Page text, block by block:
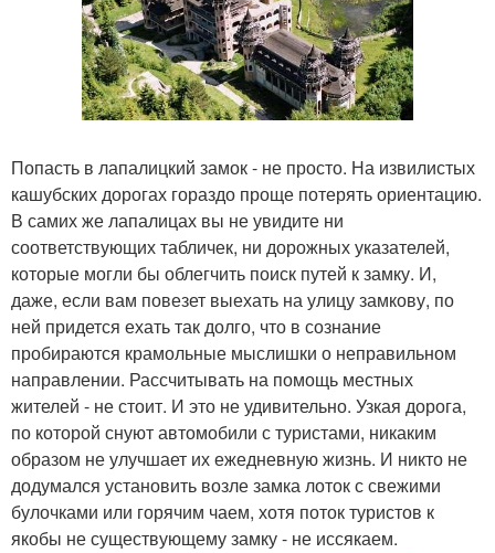
Попасть в лапалицкий замок - не просто. На извилистых
кашубских дорогах гораздо проще потерять ориентацию.
В самих же лапалицах вы не увидите ни
соответствующих табличек, ни дорожных указателей,
которые могли бы облегчить поиск путей к замку. И,
даже, если вам повезет выехать на улицу замкову, по
ней придется ехать так долго, что в сознание
пробираются крамольные мыслишки о неправильном
направлении. Рассчитывать на помощь местных
жителей - не стоит. И это не удивительно. Узкая дорога,
по которой снуют автомобили с туристами, никаким
образом не улучшает их ежедневную жизнь. И никто не
додумался установить возле замка лоток с свежими
булочками или горячим чаем, хотя поток туристов к
якобы не существующему замку - не иссякаем.